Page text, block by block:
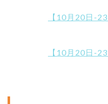
【10月20日-
【10月20日-